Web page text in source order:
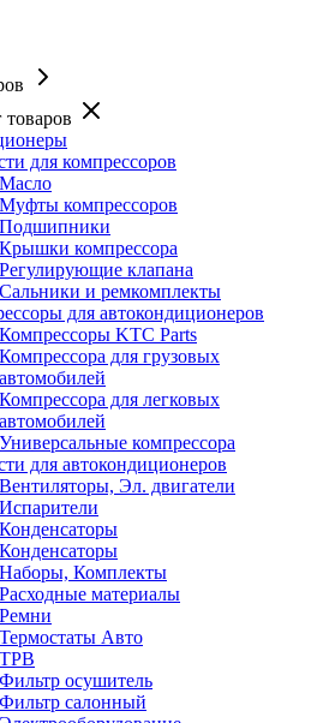
товаров
для компрессоров
Масло
Муфты компрессоров
Подшипники
Крышки компрессора
Регулирующие клапана
Сальники и ремкомплекты
для автокондиционеров
Компрессоры KTC Parts
Компрессора для грузовых
автомобилей
Компрессора для легковых
автомобилей
Универсальные компрессора
для автокондиционеров
Вентиляторы, Эл. двигатели
Испарители
Конденсаторы
Конденсаторы
Наборы, Комплекты
Расходные материалы
Ремни
Термостаты Авто
ТРВ
Фильтр осушитель
Фильтр салонный